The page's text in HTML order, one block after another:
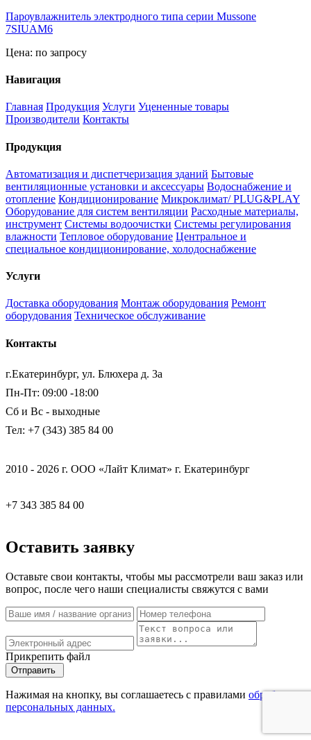
Пароувлажнитель электродного типа cерии Mussone
7SIUAM6
Цена: по запросу
Навигация
Главная Продукция Услуги Уцененные товары
Производители Контакты
Продукция
Автоматизация и диспетчеризация зданий Бытовые
вентиляционные установки и аксессуары Водоснабжение и
отопление Кондиционирование Микроклимат/ PLUG&PLAY
Оборудование для систем вентиляции Расходные материалы,
инструмент Системы водоочистки Системы регулирования
влажности Тепловое оборудование Центральное и
специальное кондиционирование, холодоснабжение
Услуги
Доставка оборудования Монтаж оборудования Ремонт
оборудования Техническое обслуживание
Контакты
г.Екатеринбург, ул. Блюхера д. 3а
Пн-Пт: 09:00 -18:00
Сб и Вс - выходные
Тел: +7 (343) 385 84 00
2010 - 2026 г. ООО «Лайт Климат» г. Екатеринбург
+7 343 385 84 00
Оставить заявку
Оставьте свои контакты, чтобы мы рассмотрели ваш заказ или
вопрос, после чего наши специалисты свяжутся с вами
Прикрепить файл
Отправить
Нажимая на кнопку, вы соглашаетесь с правилами обработки
персональных данных.